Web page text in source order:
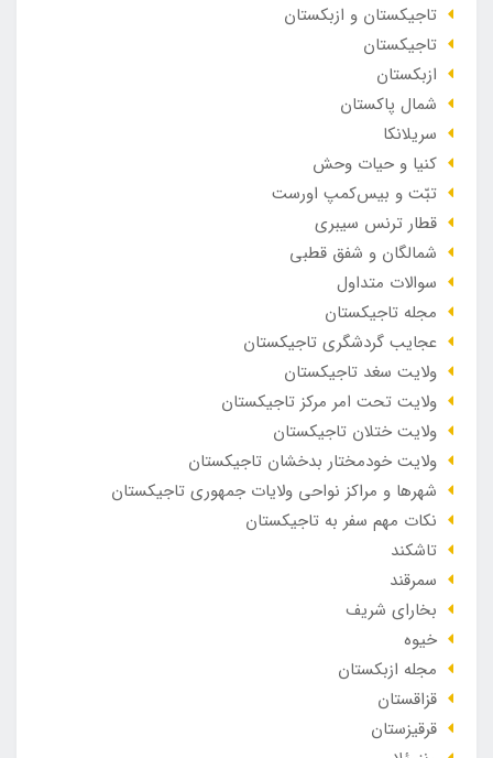
تاجیکستان و ازبکستان
تاجیکستان
ازبکستان
شمال پاکستان
سریلانکا
کنیا و حیات وحش
تبّت و بیس‌کمپ اورست
قطار ترنس سیبری
شمالگان و شفق قطبی
سوالات متداول
مجله تاجیکستان
عجایب گردشگری تاجیکستان
ولایت سغد تاجیکستان
ولایت تحت امر مرکز تاجیکستان
ولایت ختلان تاجیکستان
ولایت خودمختار بدخشان تاجیکستان
شهرها و مراکز نواحی ولایات جمهوری تاجیکستان
نکات مهم سفر به تاجیکستان
تاشکند
سمرقند
بخارای شریف
خیوه
مجله ازبکستان
قزاقستان
قرقیزستان